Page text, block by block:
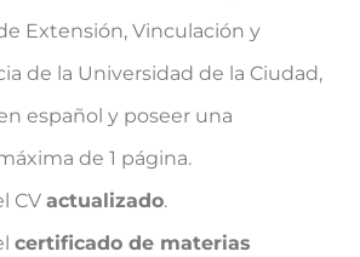
Extensión, Vinculación y
de la Universidad de la Ciudad,
español y poseer una
de 1 página.
CV actualizado.
certificado de materias